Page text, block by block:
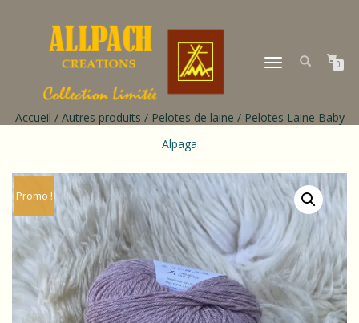
DÉPLIER
0
Accueil / Autres produits / Pelotes de laine / Pelotes Laine Baby
Alpaga
Promo !